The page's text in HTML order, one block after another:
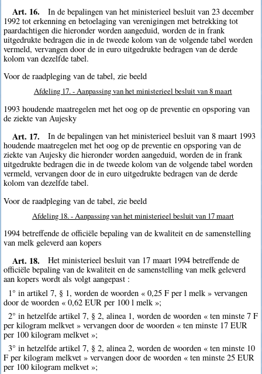
Art. 16.
In de bepalingen van het ministerieel besluit van 23 december
1992 tot erkenning en betoelaging van verenigingen met betrekking tot
paardachtigen die hieronder worden aangeduid, worden de in frank
uitgedrukte bedragen die in de tweede kolom van de volgende tabel worden
vermeld, vervangen door de in euro uitgedrukte bedragen van de derde
kolom van dezelfde tabel.
Voor de raadpleging van de tabel, zie beeld
Afdeling 17. - Aanpassing van het ministerieel besluit van 8 maart
1993 houdende maatregelen met het oog op de preventie en opsporing van
de ziekte van Aujesky
Art. 17.
In de bepalingen van het ministerieel besluit van 8 maart 1993
houdende maatregelen met het oog op de preventie en opsporing van de
ziekte van Aujesky die hieronder worden aangeduid, worden de in frank
uitgedrukte bedragen die in de tweede kolom van de volgende tabel worden
vermeld, vervangen door de in euro uitgedrukte bedragen van de derde
kolom van dezelfde tabel.
Voor de raadpleging van de tabel, zie beeld
Afdeling 18. - Aanpassing van het ministerieel besluit van 17 maart
1994 betreffende de officiële bepaling van de kwaliteit en de samenstelling
van melk geleverd aan kopers
Art. 18.
Het ministerieel besluit van 17 maart 1994 betreffende de
officiële bepaling van de kwaliteit en de samenstelling van melk geleverd
aan kopers wordt als volgt aangepast :
1° in artikel 7, § 1, worden de woorden « 0,25 F per l melk » vervangen
door de woorden « 0,62 EUR per 100 l melk »;
2° in hetzelfde artikel 7, § 2, alinea 1, worden de woorden « ten minste 7 F
per kilogram melkvet » vervangen door de woorden « ten minste 17 EUR
per 100 kilogram melkvet »;
3° in hetzelfde artikel 7, § 2, alinea 2, worden de woorden « ten minste 10
F per kilogram melkvet » vervangen door de woorden « ten minste 25 EUR
per 100 kilogram melkvet »;